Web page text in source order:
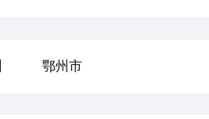
鄂州市